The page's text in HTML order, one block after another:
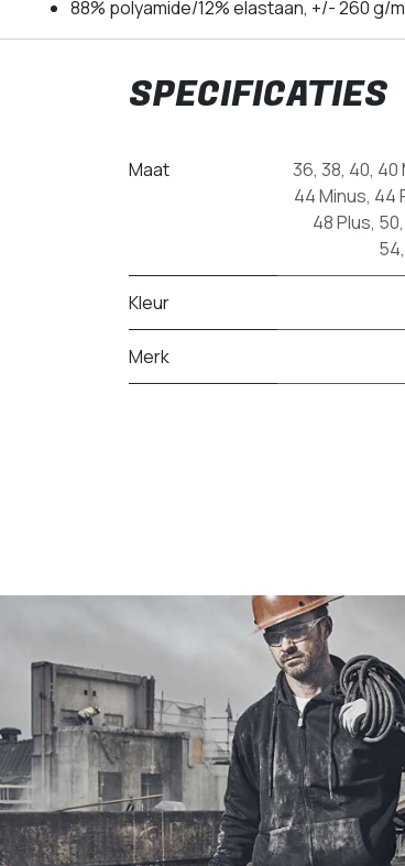
88% polyamide/12% elastaan, +/- 260 g/
SPECIFICATIES
Maat 36, 38, 40, 40
44 Minus, 44
48 Plus, 50,
54,
Kleur
Merk